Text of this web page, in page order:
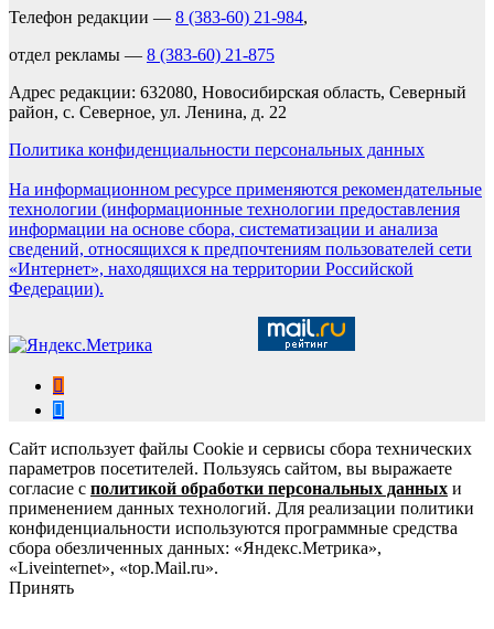
Телефон редакции — 8 (383-60) 21-984,
отдел рекламы — 8 (383-60) 21-875
Адрес редакции: 632080, Новосибирская область, Северный
район, с. Северное, ул. Ленина, д. 22
Политика конфиденциальности персональных данных
На информационном ресурсе применяются рекомендательные
технологии (информационные технологии предоставления
информации на основе сбора, систематизации и анализа
сведений, относящихся к предпочтениям пользователей сети
«Интернет», находящихся на территории Российской
Федерации).
Сайт использует файлы Cookie и сервисы сбора технических
параметров посетителей. Пользуясь сайтом, вы выражаете
согласие с политикой обработки персональных данных и
применением данных технологий. Для реализации политики
конфиденциальности используются программные средства
сбора обезличенных данных: «Яндекс.Метрика»,
«Liveinternet», «top.Mail.ru».
Принять